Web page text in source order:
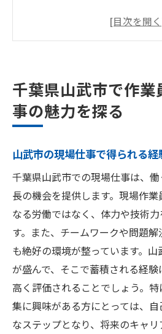
地域密着型の職場環境が
安定した収入を得られ
現場仕事に挑戦千葉県山武
現在の求人状況をチェ
注目の求人情報を見逃
未経験者歓迎の現場仕
経験者が求められるス
応募前に知っておきた
山武市での求人応募の流
山武市で正社員としての現
法
求人情報サイトの活用
千葉県山武市で作
事の魅力を探る
山武市の現場仕事で得られる
千葉県山武市での現場仕事は、
長の機会を提供します。現場作
なる労働ではなく、体力や技術
す。また、チームワークや問題
も絶好の環境が整っています。
が盛んで、そこで蓄積される経
高く評価されることでしょう。
集に興味がある方にとっては、
なステップとなり、将来のキャ